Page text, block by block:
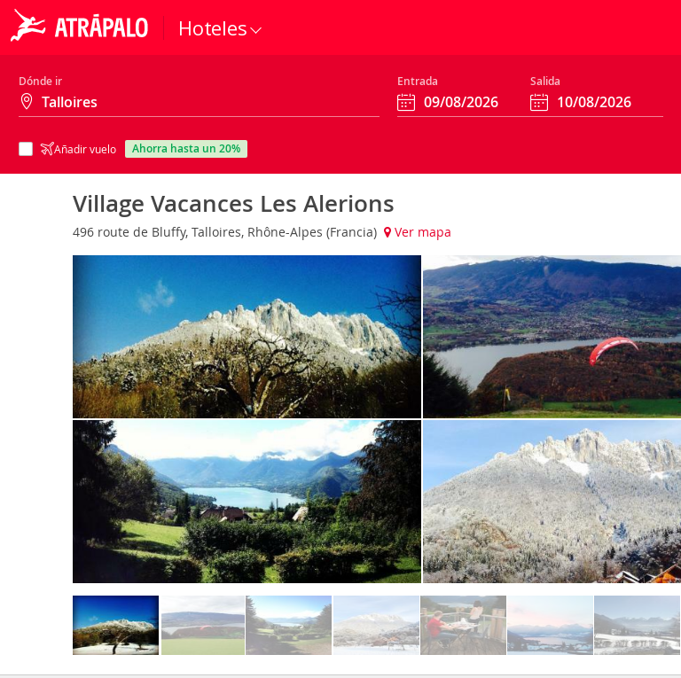
Hoteles
Dónde ir Entrada Salida
Añadir vuelo ahorra hasta un 20%
Village Vacances Les Alerions
496 route de Bluffy, Talloires, Rhône-Alpes (Francia) Ver mapa